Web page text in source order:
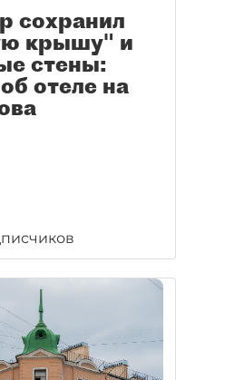
сохранил
крышу" и
стены:
отеле на